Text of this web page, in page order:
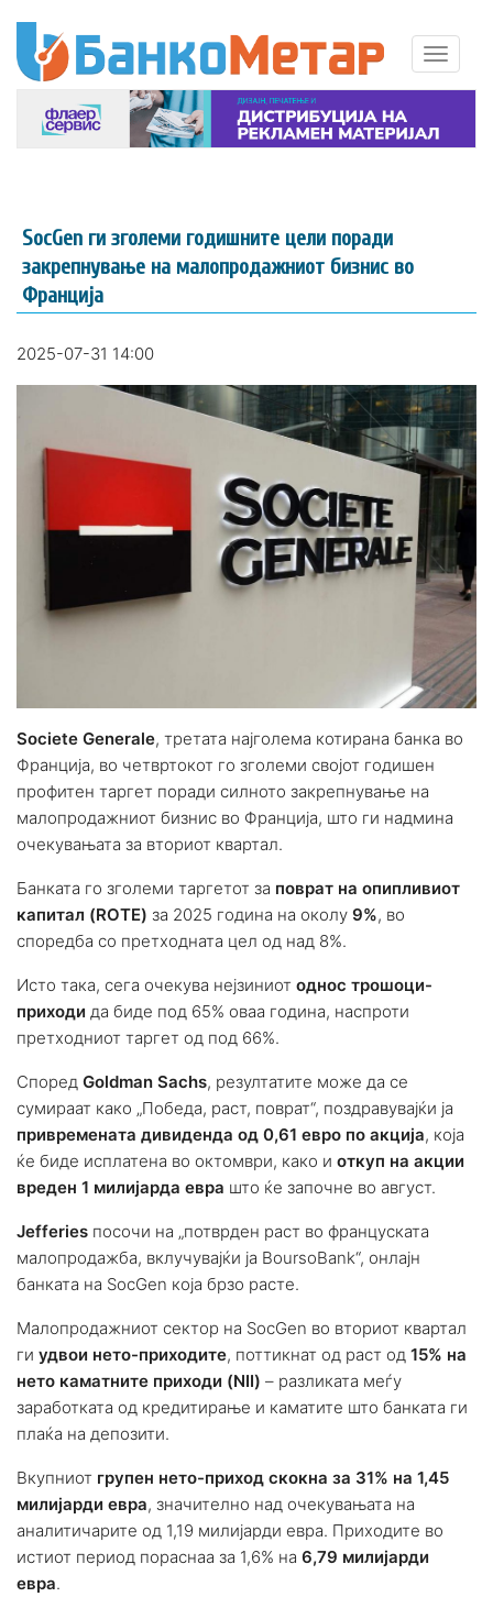
SocGen ги зголеми годишните цели поради
закрепнување на малопродажниот бизнис во
Франција
2025-07-31 14:00
Societe Generale, третата најголема котирана банка во
Франција, во четвртокот го зголеми својот годишен
профитен таргет поради силното закрепнување на
малопродажниот бизнис во Франција, што ги надмина
очекувањата за вториот квартал.
Банката го зголеми таргетот за поврат на опипливиот
капитал (ROTE) за 2025 година на околу 9%, во
споредба со претходната цел од над 8%.
Исто така, сега очекува нејзиниот однос трошоци-
приходи да биде под 65% оваа година, наспроти
претходниот таргет од под 66%.
Според Goldman Sachs, резултатите може да се
сумираат како „Победа, раст, поврат“, поздравувајќи ја
привремената дивиденда од 0,61 евро по акција, која
ќе биде исплатена во октомври, како и откуп на акции
вреден 1 милијарда евра што ќе започне во август.
Jefferies посочи на „потврден раст во француската
малопродажба, вклучувајќи ја BoursoBank“, онлајн
банката на SocGen која брзо расте.
Малопродажниот сектор на SocGen во вториот квартал
ги удвои нето-приходите, поттикнат од раст од 15% на
нето каматните приходи (NII) – разликата меѓу
заработката од кредитирање и каматите што банката ги
плаќа на депозити.
Вкупниот групен нето-приход скокна за 31% на 1,45
милијарди евра, значително над очекувањата на
аналитичарите од 1,19 милијарди евра. Приходите во
истиот период пораснаа за 1,6% на 6,79 милијарди
евра.